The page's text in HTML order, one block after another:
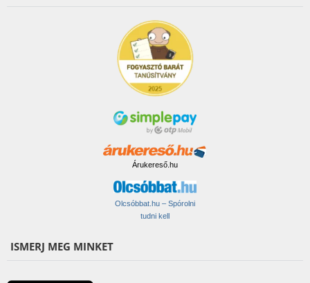
Árukereső.hu
Olcsóbbat.hu – Spórolni
tudni kell
ISMERJ MEG MINKET